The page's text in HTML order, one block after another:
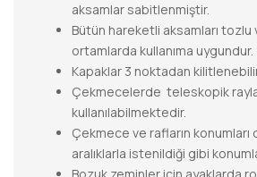
aksamlar sabitlenmiştir.
Bütün hareketli aksamları tozlu
ortamlarda kullanıma uygundur.
Kapaklar 3 noktadan
Çekmecelerde teleskopik
kullanılabilmektedir.
Çekmece ve rafların konumları
aralıklarla istenildiği gibi